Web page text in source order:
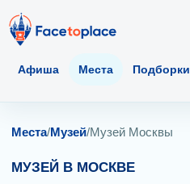
Афиша Места Подборки
Места/Музей/Музей Москвы
МУЗЕЙ В МОСКВЕ